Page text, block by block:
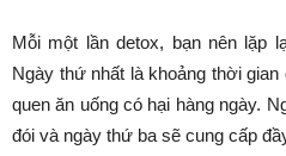
Mỗi một lần detox, bạn nên lặp
Ngày thứ nhất là khoảng thời
quen ăn uống có hại hàng ngày.
đói và ngày thứ ba sẽ cung cấp